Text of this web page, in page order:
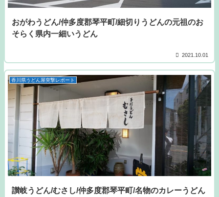
おがわうどん/仲多度郡琴平町/細切りうどんの元祖のお
そらく県内一細いうどん
2021.10.01
香川県うどん屋突撃レポート
讃岐うどん/むさし/仲多度郡琴平町/名物のカレーうどん